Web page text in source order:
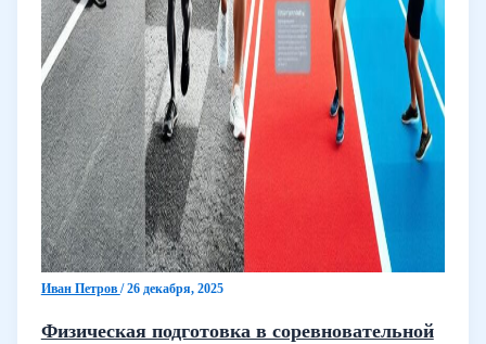
Иван Петров /26 декабря, 2025
Физическая подготовка в соревновательной